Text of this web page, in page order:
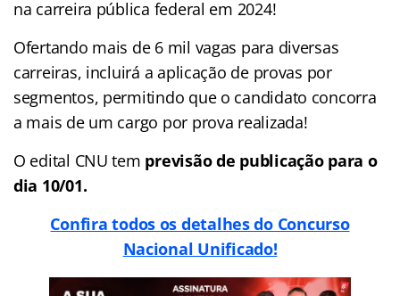
na carreira pública federal em 2024!
Ofertando mais de 6 mil vagas para diversas
carreiras, incluirá a aplicação de provas por
segmentos, permitindo que o candidato concorra
a mais de um cargo por prova realizada!
O edital CNU tem previsão de publicação para o
dia 10/01.
Confira todos os detalhes do Concurso
Nacional Unificado!